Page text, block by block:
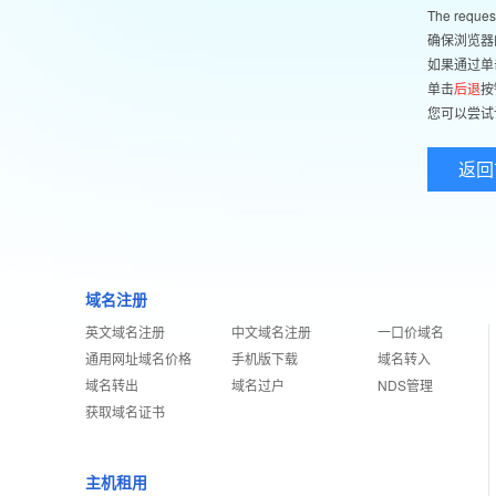
The
确保浏览
如果通过
单击后退
您可以尝
返
域名注册
英文域名注册
通用网址域名价格
域名转出
获取域名证书
中文域名注册
手机版下载
域名过户
一口价域名
域名转入
NDS管理
主机租用